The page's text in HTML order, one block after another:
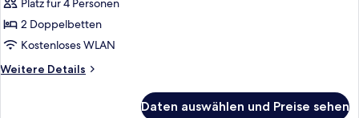
anzeigen
Platz für 4 Personen
2 Doppelbetten
Kostenloses WLAN
Weitere Details
Weitere
Daten auswählen und Preise sehen